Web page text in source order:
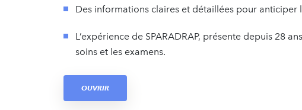
Des informations claires et détaillées pour anticiper
L’expérience de SPARADRAP, présente depuis 28
soins et les examens.
OUVRIR